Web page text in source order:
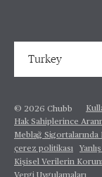
Turkey
© 2026 Chubb
Hak Sahiplerince
Meblağ Sigortalarında
çerez politikası
Kişisel Verilerin